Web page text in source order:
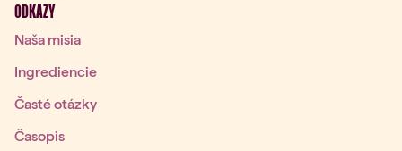
ODKAZY
Naša misia
Ingrediencie
Časté otázky
Časopis